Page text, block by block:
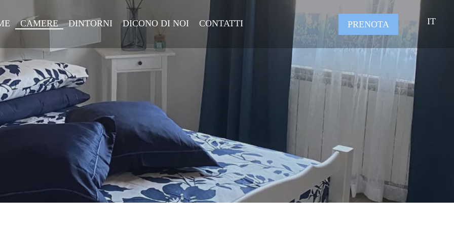
CAMERE DINTORNI DICONO DI NOI CONTATTI PRENOTA IT